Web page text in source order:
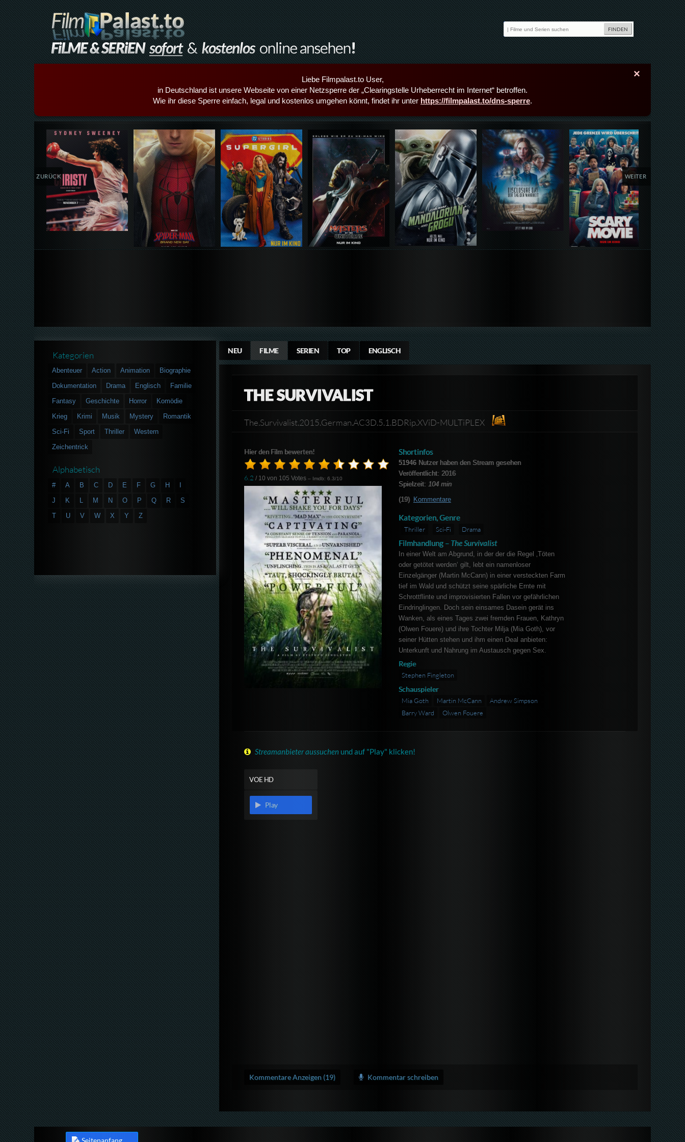
×
Liebe Filmpalast.to User,
in Deutschland ist unsere Webseite von einer Netzsperre der „Clearingstelle Urheberrecht im Internet“ betroffen.
Wie ihr diese Sperre einfach, legal und kostenlos umgehen könnt, findet ihr unter https://filmpalast.to/dns-sperre.
Details,Play Details,Play Details,Play Details,Play Details,Play Details,Play Details,Play
ZURÜCK WEITER
NEU FILME SERIEN TOP ENGLISCH
THE SURVIVALIST
The.Survivalist.2015.German.AC3D.5.1.BDRip.XViD-MULTiPLEX
Hier den Film bewerten!
6.2 / 10 von 105 Votes – Imdb: 6.3/10
Shortinfos
51946Nutzer haben den Stream gesehen
Veröffentlicht: 2016
Spielzeit: 104 min
(19) Kommentare
Kategorien, Genre
Thriller Sci-Fi Drama
Filmhandlung – The Survivalist
In einer Welt am Abgrund, in der der die Regel ‚Töten
oder getötet werden‘ gilt, lebt ein namenloser
Einzelgänger (Martin McCann) in einer versteckten Farm
tief im Wald und schützt seine spärliche Ernte mit
Schrottflinte und improvisierten Fallen vor gefährlichen
Eindringlingen. Doch sein einsames Dasein gerät ins
Wanken, als eines Tages zwei fremden Frauen, Kathryn
(Olwen Fouere) und ihre Tochter Milja (Mia Goth), vor
seiner Hütten stehen und ihm einen Deal anbieten:
Unterkunft und Nahrung im Austausch gegen Sex.
Regie
Stephen Fingleton
Schauspieler
Mia Goth Martin McCann
Andrew Simpson
Barry Ward
Olwen Fouere
Streamanbieter aussuchen und auf "Play" klicken!
VOE HD
Play
Kommentare Anzeigen (19) Kommentar schreiben
Kategorien
Abenteuer Action Animation
Biographie
Dokumentation
Drama Englisch
Familie
Fantasy
Geschichte Horror
Komödie
Krieg
Krimi Musik Mystery
Romantik
Sci-Fi
Sport Thriller
Western
Zeichentrick
Alphabetisch
# A B C D E F G H
J
K L M N O P Q R
S
T
U V W X Y Z